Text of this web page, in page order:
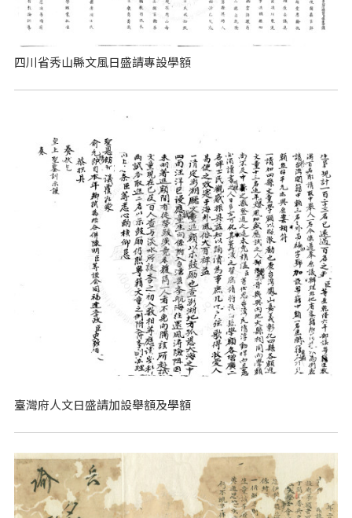
四川省秀山縣文風日盛請專設學額
臺灣府人文日盛請加設舉額及學額